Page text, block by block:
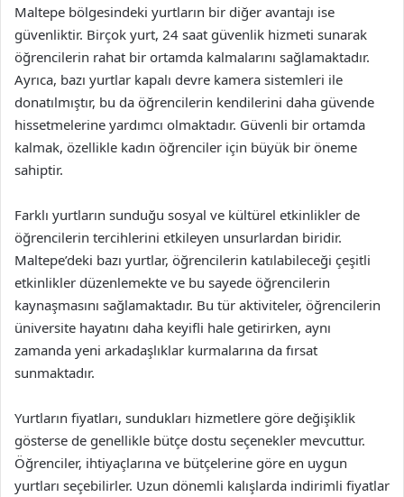
Maltepe bölgesindeki yurtların bir diğer avantajı ise
güvenliktir. Birçok yurt, 24 saat güvenlik hizmeti sunarak
öğrencilerin rahat bir ortamda kalmalarını sağlamaktadır.
Ayrıca, bazı yurtlar kapalı devre kamera sistemleri ile
donatılmıştır, bu da öğrencilerin kendilerini daha güvende
hissetmelerine yardımcı olmaktadır. Güvenli bir ortamda
kalmak, özellikle kadın öğrenciler için büyük bir öneme
sahiptir.
Farklı yurtların sunduğu sosyal ve kültürel etkinlikler de
öğrencilerin tercihlerini etkileyen unsurlardan biridir.
Maltepe’deki bazı yurtlar, öğrencilerin katılabileceği çeşitli
etkinlikler düzenlemekte ve bu sayede öğrencilerin
kaynaşmasını sağlamaktadır. Bu tür aktiviteler, öğrencilerin
üniversite hayatını daha keyifli hale getirirken, aynı
zamanda yeni arkadaşlıklar kurmalarına da fırsat
sunmaktadır.
Yurtların fiyatları, sundukları hizmetlere göre değişiklik
gösterse de genellikle bütçe dostu seçenekler mevcuttur.
Öğrenciler, ihtiyaçlarına ve bütçelerine göre en uygun
yurtları seçebilirler. Uzun dönemli kalışlarda indirimli fiyatlar